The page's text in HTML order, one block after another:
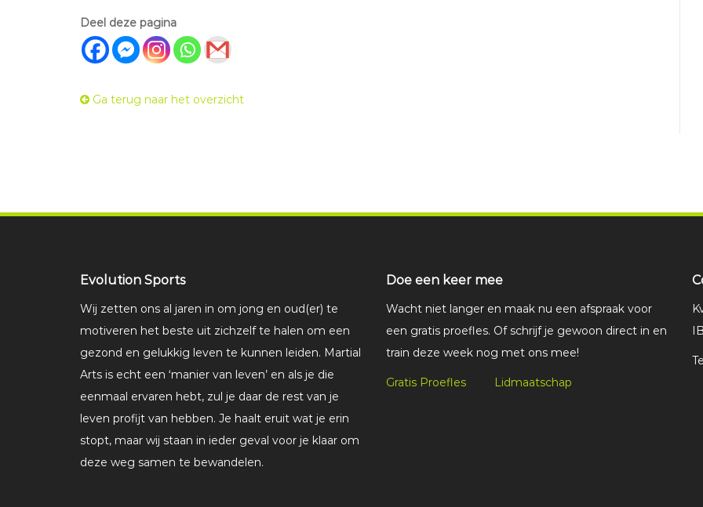
Deel deze pagina
Ga terug naar het overzicht
Evolution Sports
Wij zetten ons al jaren in om jong en oud(er) te
motiveren het beste uit zichzelf te halen om een
gezond en gelukkig leven te kunnen leiden. Martial
Arts is echt een ‘manier van leven’ en als je die
eenmaal ervaren hebt, zul je daar de rest van je
leven profijt van hebben. Je haalt eruit wat je erin
stopt, maar wij staan in ieder geval voor je klaar om
deze weg samen te bewandelen.
Doe een keer mee
Wacht niet langer en maak nu een afspraak voor
een gratis proefles. Of schrijf je gewoon direct in en
train deze week nog met ons mee!
Gratis Proefles Lidmaatschap